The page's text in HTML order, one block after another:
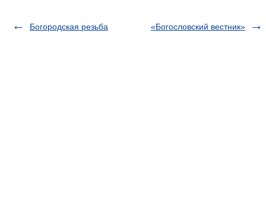
Богородская резьба «Богословский вестник»